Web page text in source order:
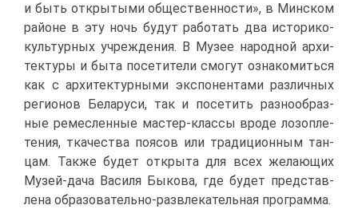
и быть от­кры­ты­ми об­ще­ствен­но­сти», в Мин­ском
рай­оне в эту ночь бу­дут ра­бо­тать два ис­то­ри­ко-
куль­тур­ных учре­жде­ния. В Му­зее на­род­ной ар­хи­
тек­ту­ры и бы­та по­се­ти­те­ли смо­гут озна­ко­мить­ся
как с ар­хи­тек­тур­ны­ми экс­по­нен­та­ми раз­лич­ных
ре­ги­о­нов Бе­ла­ру­си, так и по­се­тить раз­но­об­раз­
ные ре­мес­лен­ные ма­стер-клас­сы вро­де лозо­пле­
те­ния, тка­че­ства по­я­сов или тра­ди­ци­он­ным тан­
цам. Та­к­же бу­дет от­кры­та для всех же­ла­ю­щих
Му­зей-да­ча Ва­си­ля Бы­ко­ва, где бу­дет пред­став­
ле­на об­ра­зо­ва­тель­но-раз­вле­ка­тель­ная про­грам­ма.